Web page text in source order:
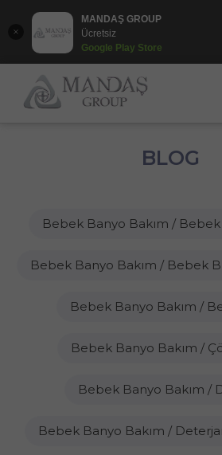
MANDAŞ GROUP
Ücretsiz
Google Play Store
BLOG
Bebek Banyo Bakım /
Bebek Banyo Bakım / Bebek
Bebek Banyo Bakım /
Bebek Banyo Bakım /
Bebek Banyo Bakım /
Bebek Banyo Bakım /